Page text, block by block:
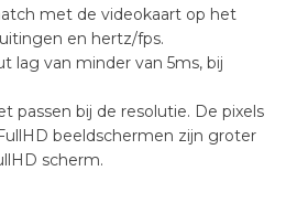
met de videokaart op het
en hertz/fps.
lag van minder van 5ms, bij
passen bij de resolutie. De pixels
beeldschermen zijn groter
scherm.